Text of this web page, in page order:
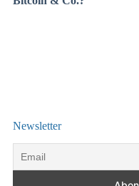
Newsletter